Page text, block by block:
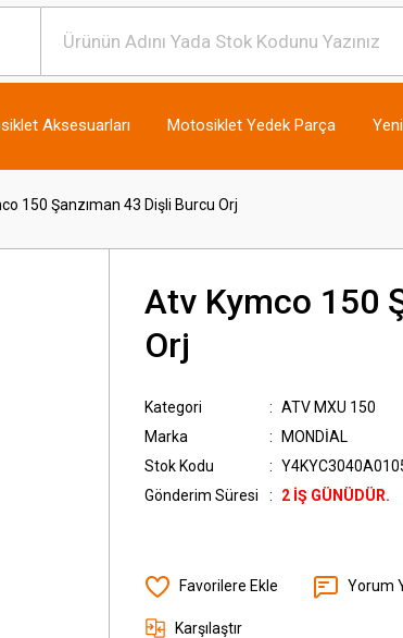
Aksesuarları Motosiklet Yedek Parça
150 Şanzıman 43 Dişli Burcu Orj
Atv Kymco 150
Orj
Kategori
ATV MXU 150
Marka
MONDİAL
Stok Kodu
Gönderim Süresi
2 İŞ GÜNÜDÜR.
Yorum
Karşılaştır